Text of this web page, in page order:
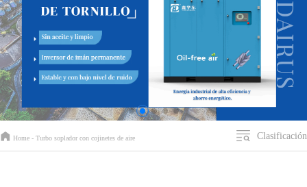
Home - Turbo soplador con cojinetes de aire Clasificación